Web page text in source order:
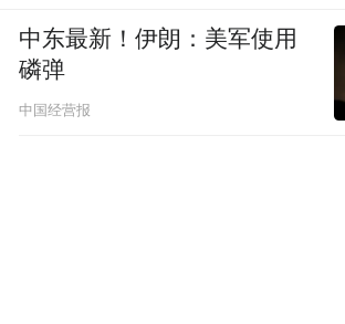
中东最新！伊朗：美军使用
磷弹
中国经营报